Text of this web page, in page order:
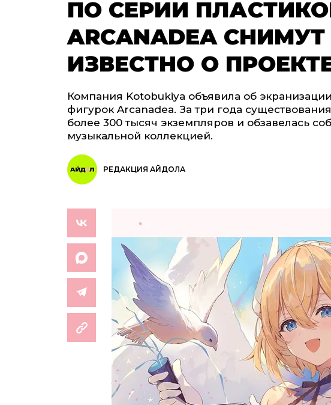
ПО СЕРИИ
ARCANADEA
ИЗВЕСТНО О
Компания Kotobukiya объявила об
фигурок Arcanadea. За три года
более 300 тысяч экземпляров и обзавелась
музыкальной коллекцией.
РЕДАКЦИЯ АЙДОЛА